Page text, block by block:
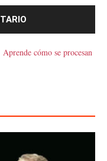
Aprende cómo se procesan